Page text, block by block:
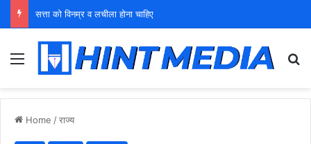
युवा शक्ति को पहचाने बूढ़ा नेतृत्व
Menu
Home /राज्य